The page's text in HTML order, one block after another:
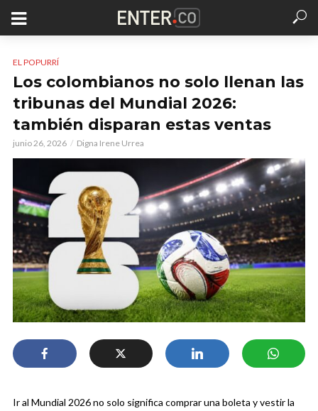
EL POPURRÍ
Los colombianos no solo llenan las
tribunas del Mundial 2026:
también disparan estas ventas
junio 26, 2026 Digna Irene Urrea
Ir al Mundial 2026 no solo significa comprar una boleta y vestir la